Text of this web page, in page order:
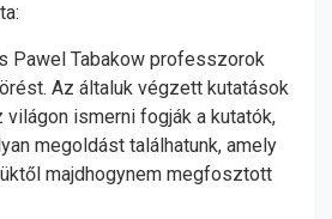
Pawel Tabakow professzorok
Az általuk végzett kutatások
ismerni fogják a kutatók,
megoldást találhatunk, amely
majdhogynem megfosztott